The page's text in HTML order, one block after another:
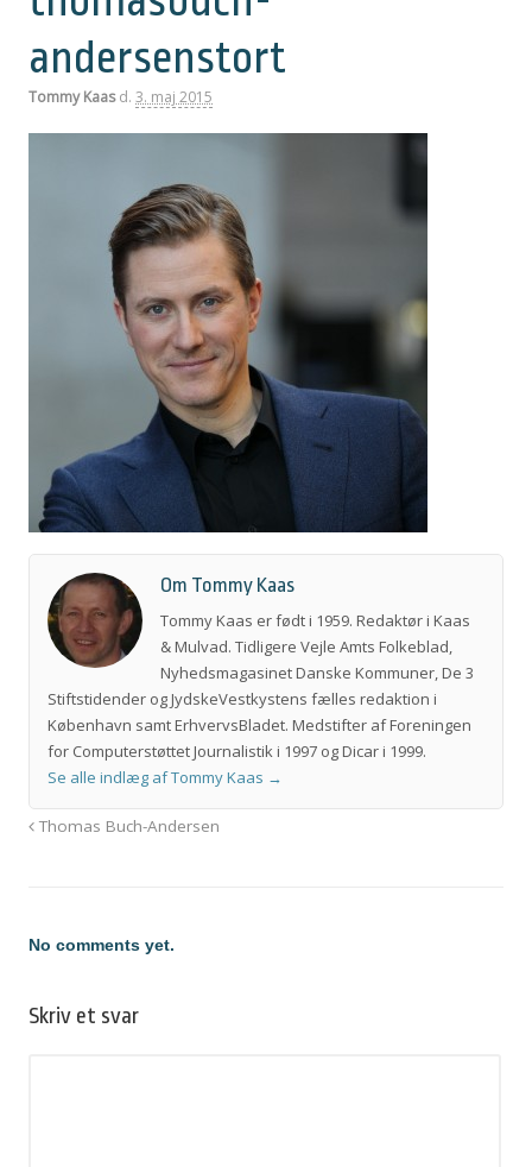
andersenstort
Tommy Kaas d.3. maj 2015
Om Tommy Kaas
Tommy Kaas er født i 1959. Redaktør i Kaas
& Mulvad. Tidligere Vejle Amts Folkeblad,
Nyhedsmagasinet Danske Kommuner, De 3
Stiftstidender og JydskeVestkystens fælles redaktion i
København samt ErhvervsBladet. Medstifter af Foreningen
for Computerstøttet Journalistik i 1997 og Dicar i 1999.
Se alle indlæg af Tommy Kaas →
Thomas Buch-Andersen
No comments yet.
Skriv et svar